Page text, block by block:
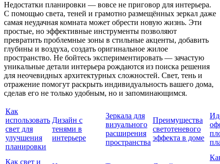
Недостатки планировки — вовсе не приговор для интерьера.
С помощью света, теней и грамотно размещённых зеркал даже
самая неудачная комната может обрести новую жизнь. Эти
простые, но эффективные инструменты позволяют
превратить проблемные зоны в стильные акценты, добавить
глубины и воздуха, создать оригинальное жилое
пространство. Не бойтесь экспериментировать — зачастую
уникальные детали интерьера рождаются из поиска решения
для неочевидных архитектурных сложностей. Свет, тень и
отражение помогут раскрыть индивидуальность вашего дома,
сделав его не только удобным, но и запоминающимся.
Как
использовать
свет для
улучшения
планировки
Дизайн с
тенями в
интерьере
Зеркала для
визуального
расширения
пространства
Преимущества
светотеневого
эффекта в доме
Как свет и